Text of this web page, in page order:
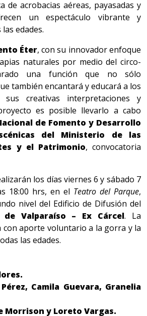
de acrobacias aéreas, payasadas y
un espectáculo vibrante y
edades.
Éter, con su innovador enfoque
naturales por medio del circo-
una función que no sólo
también encantará y educará a los
sus creativas interpretaciones y
es posible llevarlo a cabo
de Fomento y Desarrollo
del Ministerio de las
y el Patrimonio, convocatoria
los días viernes 6 y sábado 7
18:00 hrs, en el Teatro del Parque,
nivel del Edificio de Difusión del
Valparaíso – Ex Cárcel. La
con aporte voluntario a la gorra y la
las edades.
Camila Guevara, Granelia
Morrison y Loreto Vargas.